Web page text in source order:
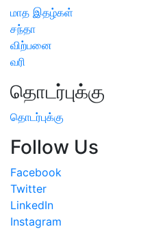
மாத இதழ்கள்
சந்தா
விற்பனை
வரி
தொடர்புக்கு
தொடர்புக்கு
Follow Us
Facebook
Twitter
LinkedIn
Instagram